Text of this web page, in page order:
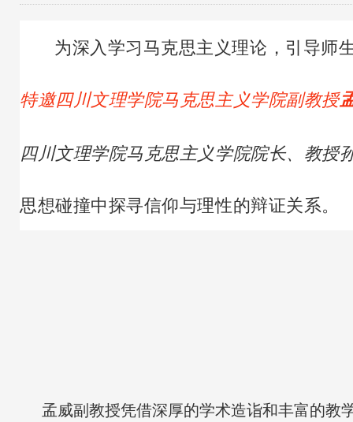
为深入学习马克思主义理论，引导师
特邀四川文理学院马克思主义学院副教授
四川文理学院马克思主义学院院长、教授
思想碰撞中探寻信仰与理性的辩证关系。
孟威副教授凭借深厚的学术造诣和丰富的教